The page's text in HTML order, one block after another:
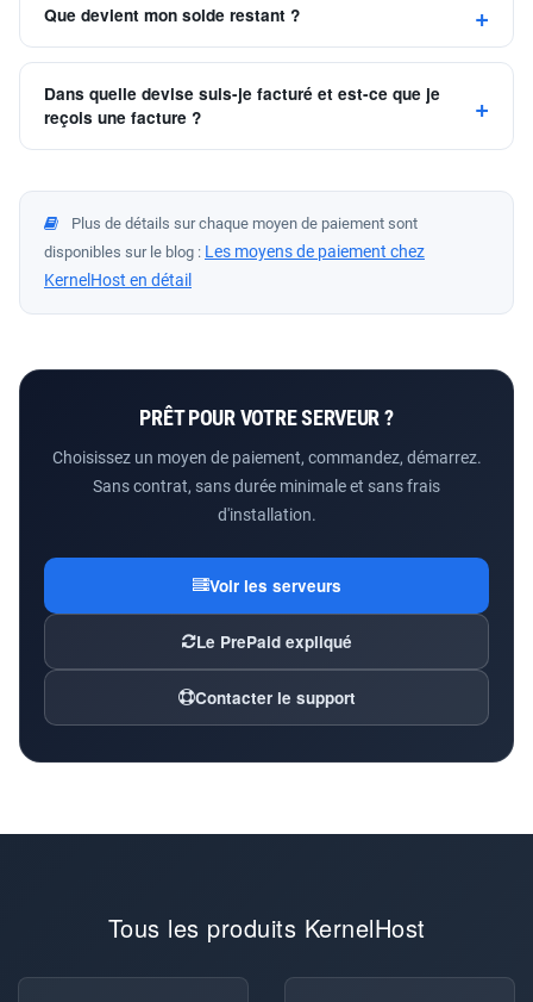
Que devient mon solde restant ?
Dans quelle devise suis-je facturé et est-ce que je
reçois une facture ?
Plus de détails sur chaque moyen de paiement sont
disponibles sur le blog : Les moyens de paiement chez
KernelHost en détail
PRÊT POUR VOTRE SERVEUR ?
Choisissez un moyen de paiement, commandez, démarrez.
Sans contrat, sans durée minimale et sans frais
d'installation.
Voir les serveurs
Le PrePaid expliqué
Contacter le support
Tous les produits KernelHost